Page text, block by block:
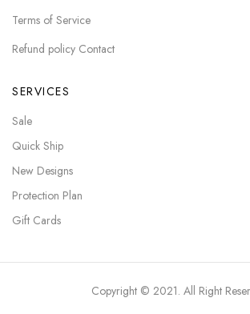
Terms of Service
Refund policy Contact
SERVICES
Sale
Quick Ship
New Designs
Protection Plan
Gift Cards
Copyright © 2021. All Right